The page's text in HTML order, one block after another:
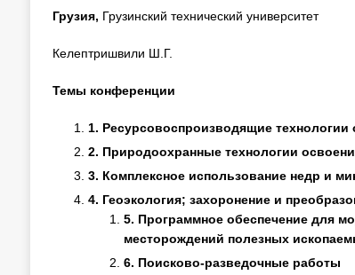
Грузия, Грузинский технический университет
Келептришвили Ш.Г.
Темы конференции
1. Ресурсовоспроизводящие
2. Природоохранные технологии
3. Комплексное использование недр и
4. Геоэкология; захоронение и
5. Программное обеспечение для
месторождений полезных
6. Поисково-разведочные работы